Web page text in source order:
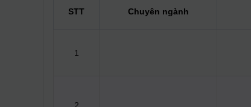
STT Chuyên ngành
1